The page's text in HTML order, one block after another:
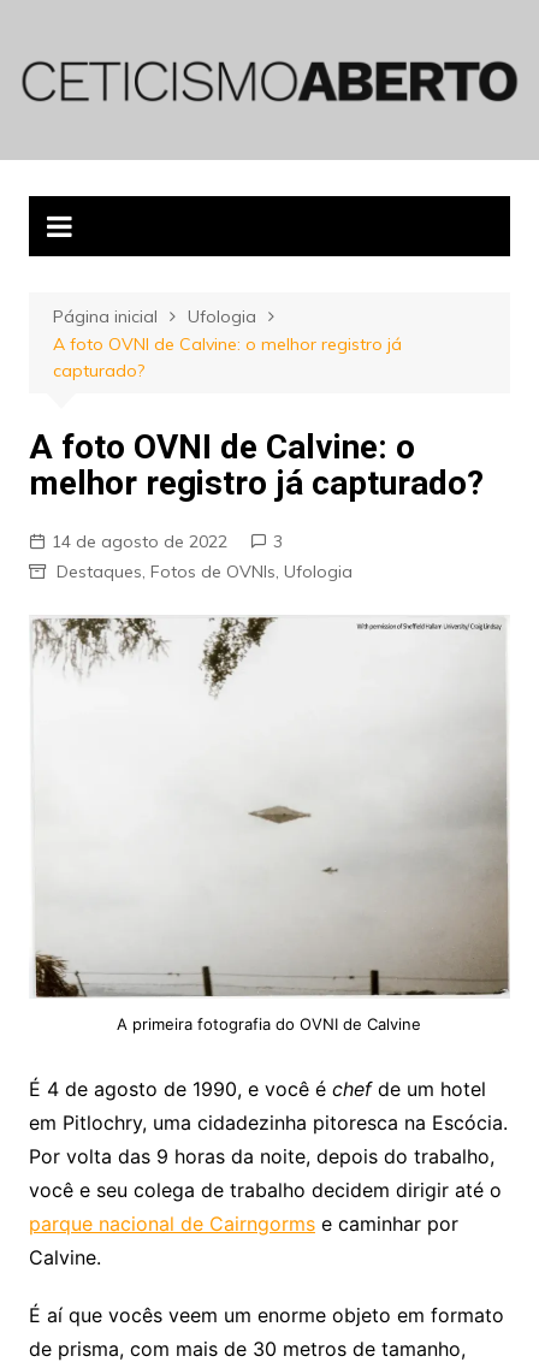
conteúdo
Página inicial
Ufologia
A foto OVNI de Calvine: o melhor registro já
capturado?
A foto OVNI de Calvine: o
melhor registro já capturado?
14 de agosto de 2022
3
Destaques Fotos de OVNIs Ufologia
A primeira fotografia do OVNI de Calvine
É 4 de agosto de 1990, e você é chefde um hotel
em Pitlochry, uma cidadezinha pitoresca na Escócia.
Por volta das 9 horas da noite, depois do trabalho,
você e seu colega de trabalho decidem dirigir até o
parque nacional de Cairngormse caminhar por
Calvine.
É aí que vocês veem um enorme objeto em formato
de prisma, com mais de 30 metros de tamanho,